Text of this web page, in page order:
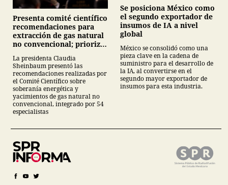
Presenta comité científico
recomendaciones para
extracción de gas natural
no convencional; prioriza
descarta yacimiento
Tampico-Misantla
La presidenta Claudia
Sheinbaum presentó las
recomendaciones realizadas por
el Comité Científico sobre
soberanía energética y
yacimientos de gas natural no
convencional, integrado por 54
especialistas
Se posiciona México como
el segundo exportador de
insumos de IA a nivel
global
México se consolidó como una
pieza clave en la cadena de
suministro para el desarrollo de
la IA, al convertirse en el
segundo mayor exportador de
insumos para esta industria.